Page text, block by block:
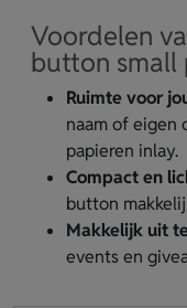
Voordelen
button small
Ruimte voor
naam of eigen
papieren inlay.
Compact en
button
Makkelijk uit
events en